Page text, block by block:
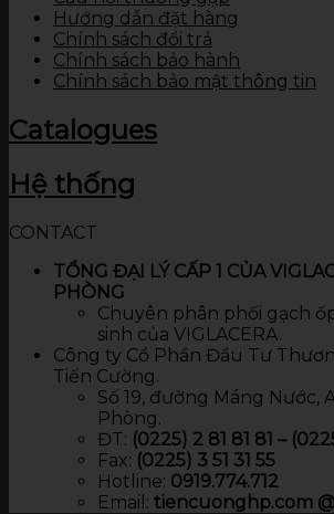
Hướng dẫn đặt hàng
Chính sách đổi trả
Chính sách bảo hành
Chính sách bảo mật thông tin
Catalogues
Hệ thống
CONTACT
TỔNG ĐẠI LÝ CẤP 1 CỦA
PHÒNG
Chuyên phân phối gạch
sinh của VIGLACERA.
Công ty Cổ Phần Đầu Tư
Tiến Cường.
Số 19, đường Máng Nước,
Phòng.
ĐT: (0225) 2 81 81 81 –
Fax: (0225) 3 51 31 55
Hotline: 0919.774.712​
Email: tiencuonghp.com